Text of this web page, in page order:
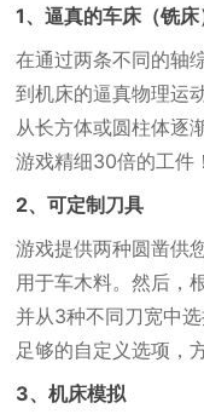
1、逼真的车床（铣
在通过两条不同的轴
到机床的逼真物理运
从长方体或圆柱体逐
游戏精细30倍的工件！
2、可定制刀具
游戏提供两种圆凿供
用于车木料。然后，
并从3种不同刀宽中
足够的自定义选项，
3、机床模拟